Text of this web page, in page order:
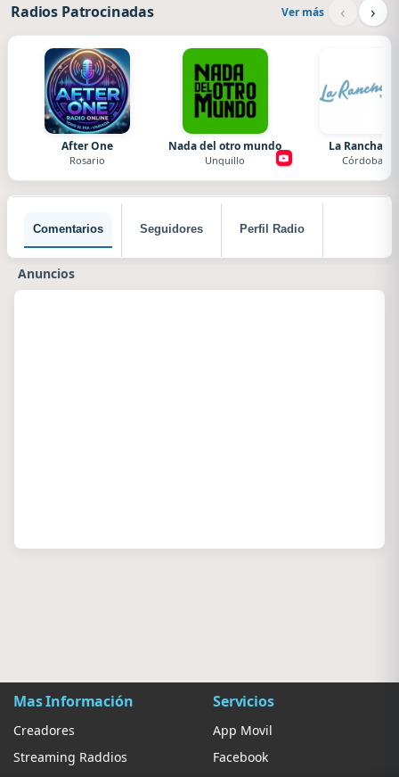
Radios Patrocinadas Ver más ‹ ›
After One
Rosario
Nada del otro mundo
Unquillo
La Ranchada
Córdoba
Comentarios Seguidores Perfil Radio
Anuncios
Mas Información
Creadores
Streaming Raddios
Servicios
App Movil
Facebook